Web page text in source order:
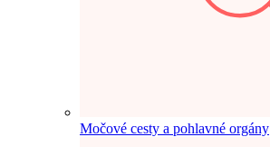
Močové cesty a pohlavné orgány